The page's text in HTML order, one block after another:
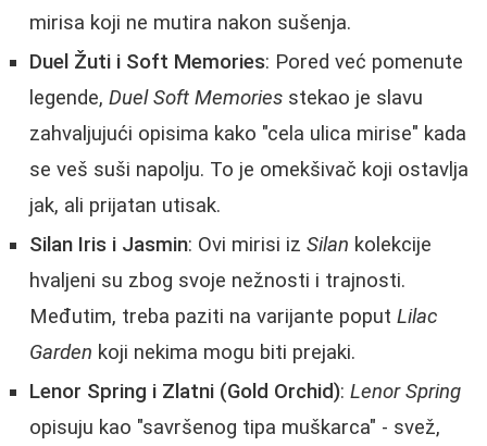
mirisa koji ne mutira nakon sušenja.
Duel Žuti i Soft Memories: Pored već pomenute
legende, Duel Soft Memories stekao je slavu
zahvaljujući opisima kako "cela ulica mirise" kada
se veš suši napolju. To je omekšivač koji ostavlja
jak, ali prijatan utisak.
Silan Iris i Jasmin: Ovi mirisi iz Silan kolekcije
hvaljeni su zbog svoje nežnosti i trajnosti.
Međutim, treba paziti na varijante poput Lilac
Garden koji nekima mogu biti prejaki.
Lenor Spring i Zlatni (Gold Orchid): Lenor Spring
opisuju kao "savršenog tipa muškarca" - svež,